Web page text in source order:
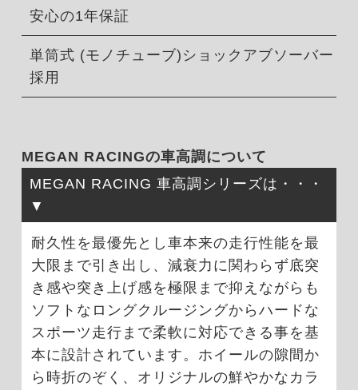
安心の1年保証
単筒式 (モノチューブ)ショックアブソーバー
採用
MEGAN RACINGの車高調について
MEGAN RACING 車高調シリーズは・・・
耐久性を最優先とし車本来の走行性能を最
大限まで引き出し、減衰力に関わらず底突
き感や突き上げ感を極限まで抑えながらも
ソフトなロングクルージングからハードな
スポーツ走行まで柔軟に対応できる事を基
本に設計されています。ホイールの隙間か
ら時折のぞく、オリジナルの鮮やかなカラ